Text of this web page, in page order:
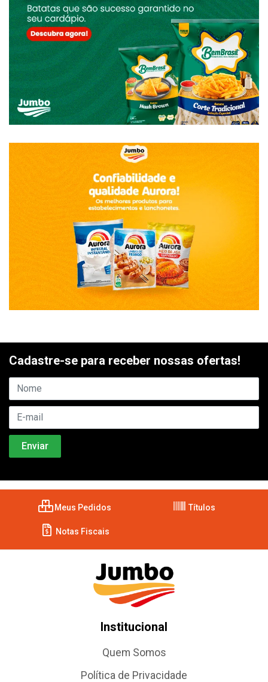
Cadastre-se para receber nossas ofertas!
Meus Pedidos Títulos
Notas Fiscais
Institucional
Quem Somos
Política de Privacidade